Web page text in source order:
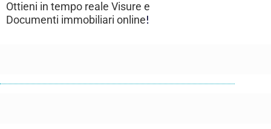
Documenti immobiliari online!